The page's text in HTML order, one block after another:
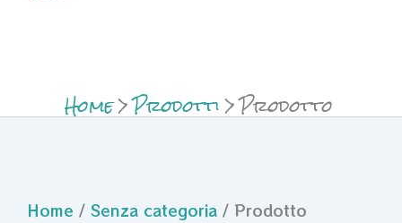
Home Prodotti Prodotto
Home / Senza categoria / Prodotto